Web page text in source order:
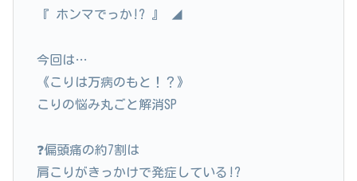
『 ホンマでっか!? 』 ◢
今回は…
《こりは万病のもと！？》
こりの悩み丸ごと解消SP
❓偏頭痛の約7割は
肩こりがきっかけで発症している!?